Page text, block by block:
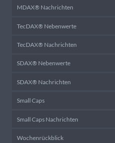
MDAX® Nachrichten
TecDAX® Nebenwerte
TecDAX® Nachrichten
SDAX® Nebenwerte
SDAX® Nachrichten
Small Caps
Small Caps Nachrichten
Wochenrückblick